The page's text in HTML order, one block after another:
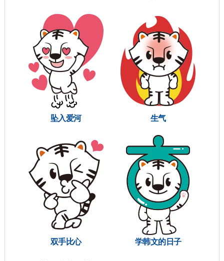
坠入爱河 生气
双手比心 学韩文的日子